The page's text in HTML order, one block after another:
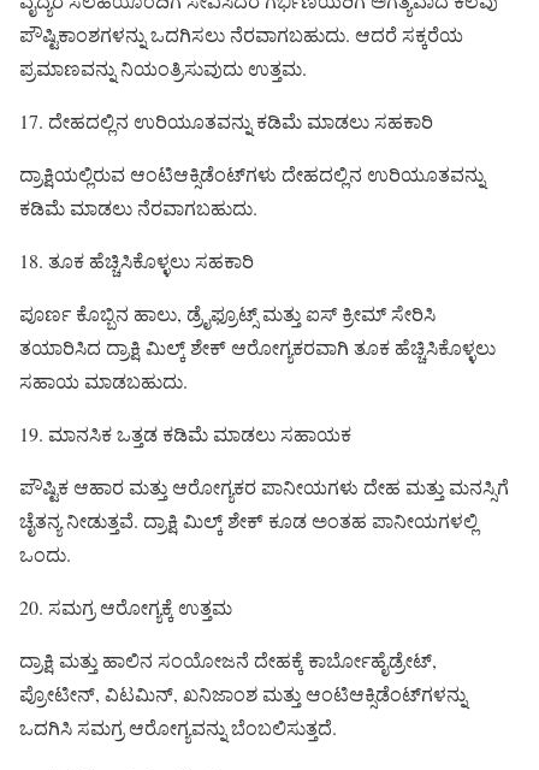
ಪೌಷ್ಟಿಕಾಂಶಗಳನ್ನು ಒದಗಿಸಲು ನೆರವಾಗಬಹುದು. ಆದರೆ ಸಕ್ಕರೆಯ
ಪ್ರಮಾಣವನ್ನು ನಿಯಂತ್ರಿಸುವುದು ಉತ್ತಮ.
17. ದೇಹದಲ್ಲಿನ ಉರಿಯೂತವನ್ನು ಕಡಿಮೆ ಮಾಡಲು ಸಹಕಾರಿ
ದ್ರಾಕ್ಷಿಯಲ್ಲಿರುವ ಆಂಟಿಆಕ್ಸಿಡೆಂಟ್‌ಗಳು ದೇಹದಲ್ಲಿನ ಉರಿಯೂತವನ್ನು
ಕಡಿಮೆ ಮಾಡಲು ನೆರವಾಗಬಹುದು.
18. ತೂಕ ಹೆಚ್ಚಿಸಿಕೊಳ್ಳಲು ಸಹಕಾರಿ
ಪೂರ್ಣ ಕೊಬ್ಬಿನ ಹಾಲು, ಡ್ರೈಫ್ರೂಟ್ಸ್ ಮತ್ತು ಐಸ್ ಕ್ರೀಮ್ ಸೇರಿಸಿ
ತಯಾರಿಸಿದ ದ್ರಾಕ್ಷಿ ಮಿಲ್ಕ್‌ ಶೇಕ್ ಆರೋಗ್ಯಕರವಾಗಿ ತೂಕ ಹೆಚ್ಚಿಸಿಕೊಳ್ಳಲು
ಸಹಾಯ ಮಾಡಬಹುದು.
19. ಮಾನಸಿಕ ಒತ್ತಡ ಕಡಿಮೆ ಮಾಡಲು ಸಹಾಯಕ
ಪೌಷ್ಟಿಕ ಆಹಾರ ಮತ್ತು ಆರೋಗ್ಯಕರ ಪಾನೀಯಗಳು ದೇಹ ಮತ್ತು ಮನಸ್ಸಿಗೆ
ಚೈತನ್ಯ ನೀಡುತ್ತವೆ. ದ್ರಾಕ್ಷಿ ಮಿಲ್ಕ್‌ ಶೇಕ್ ಕೂಡ ಅಂತಹ ಪಾನೀಯಗಳಲ್ಲಿ
ಒಂದು.
20. ಸಮಗ್ರ ಆರೋಗ್ಯಕ್ಕೆ ಉತ್ತಮ
ದ್ರಾಕ್ಷಿ ಮತ್ತು ಹಾಲಿನ ಸಂಯೋಜನೆ ದೇಹಕ್ಕೆ ಕಾರ್ಬೋಹೈಡ್ರೇಟ್,
ಪ್ರೋಟೀನ್, ವಿಟಮಿನ್, ಖನಿಜಾಂಶ ಮತ್ತು ಆಂಟಿಆಕ್ಸಿಡೆಂಟ್‌ಗಳನ್ನು
ಒದಗಿಸಿ ಸಮಗ್ರ ಆರೋಗ್ಯವನ್ನು ಬೆಂಬಲಿಸುತ್ತದೆ.